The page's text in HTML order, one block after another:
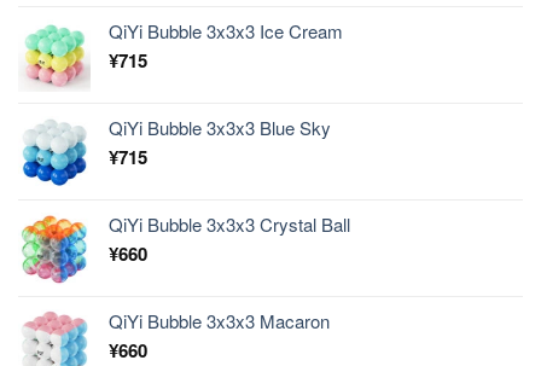
QiYi Bubble 3x3x3 Ice Cream
¥715
QiYi Bubble 3x3x3 Blue Sky
¥715
QiYi Bubble 3x3x3 Crystal Ball
¥660
QiYi Bubble 3x3x3 Macaron
¥660